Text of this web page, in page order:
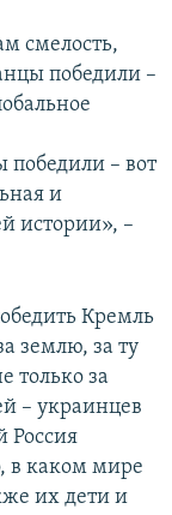
смелость,
победили –
– вот
и
истории», –
Кремль
землю, за ту
только за
– украинцев
Россия
в каком мире
их дети и